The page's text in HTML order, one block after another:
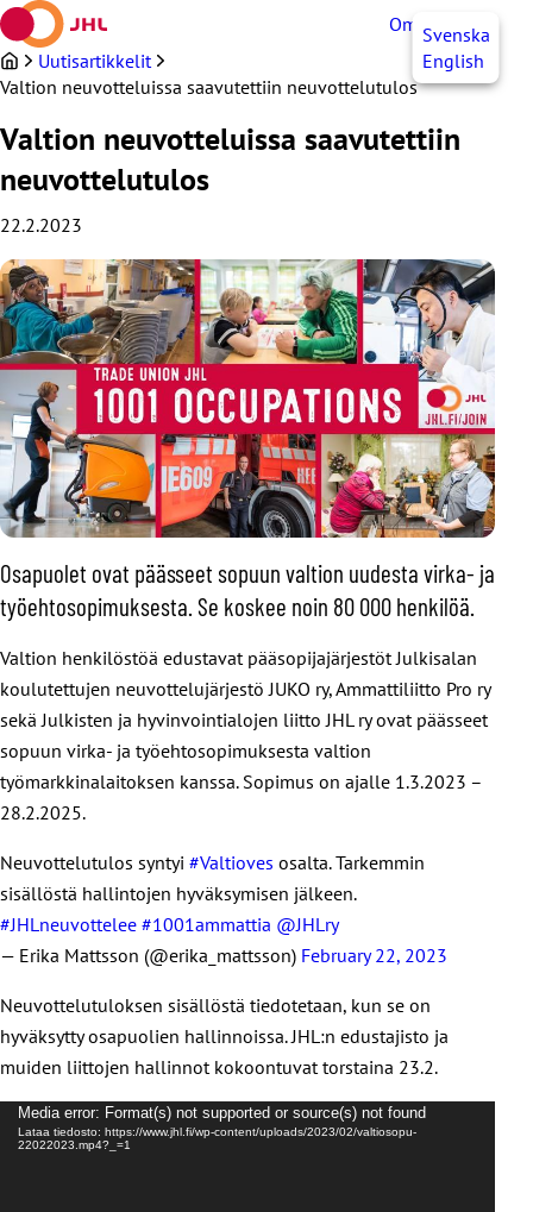
Siirry
sisältöön
OmaJHLSvenska
English
Uutisartikkelit
Valtion neuvotteluissa saavutettiin neuvottelutulos
Valtion neuvotteluissa saavutettiin
neuvottelutulos
22.2.2023
Osapuolet ovat päässeet sopuun valtion uudesta virka- ja
työehtosopimuksesta. Se koskee noin 80 000 henkilöä.
Valtion henkilöstöä edustavat pääsopijajärjestöt Julkisalan
koulutettujen neuvottelujärjestö JUKO ry, Ammattiliitto Pro ry
sekä Julkisten ja hyvinvointialojen liitto JHL ry ovat päässeet
sopuun virka- ja työehtosopimuksesta valtion
työmarkkinalaitoksen kanssa.Sopimus on ajalle 1.3.2023 –
28.2.2025.
Neuvottelutulos syntyi #Valtioves osalta. Tarkemmin
sisällöstä hallintojen hyväksymisen jälkeen.
#JHLneuvottelee #1001ammattia @JHLry
— Erika Mattsson (@erika_mattsson) February 22, 2023
Neuvottelutuloksen sisällöstä tiedotetaan, kun se on
hyväksytty osapuolien hallinnoissa. JHL:n edustajisto ja
muiden liittojen hallinnot kokoontuvat torstaina 23.2.
Media error: Format(s) not supported or source(s) not found
Lataa tiedosto: https://www.jhl.fi/wp-content/uploads/2023/02/valtiosopu-
22022023.mp4?_=1